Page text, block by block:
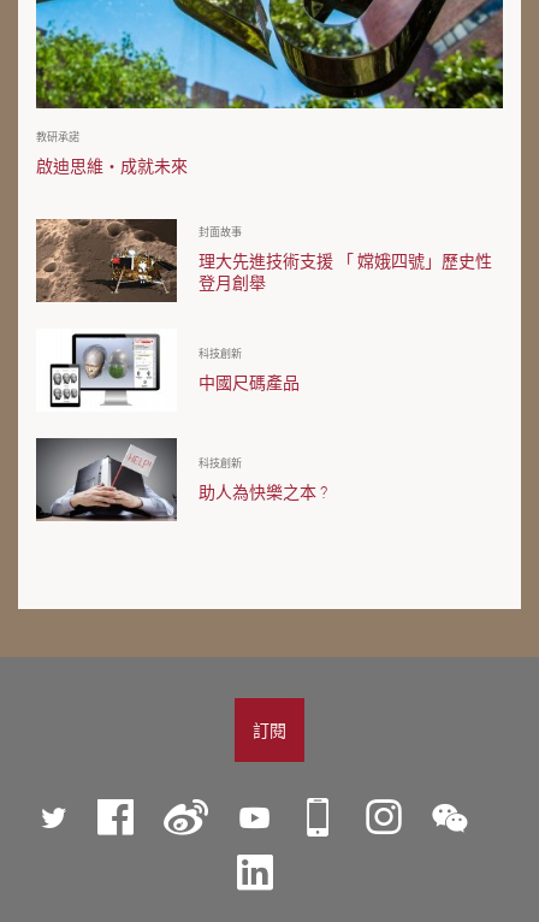
教研承諾
啟迪思維・成就未來
封面故事
理大先進技術支援 「 嫦娥四號」歷史性
登月創舉
科技創新
中國尺碼產品
科技創新
助人為快樂之本 ?
訂閱
Twitter Facebook 微
YouTube iPolyU Instagram微